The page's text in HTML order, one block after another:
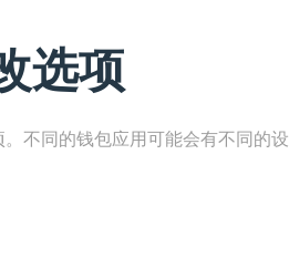
选项
不同的钱包应用可能会有不同的设